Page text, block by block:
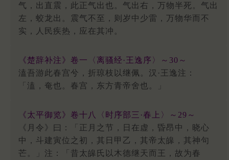
气，出直震，此正气出也。气出右，万物半死。气出
左，蛟龙出。震气不至，则岁中少雷，万物华而不
实，人民疾热，应在其冲。
《楚辞补注》卷一〈离骚经·王逸序〉～30～
溘吾游此春宫兮，折琼枝以继佩。汉·王逸注：
「溘，奄也。春宫，东方青帝舍也。」
《太平御览》卷十八〈时序部三·春上〉～29～
《月令》曰：「正月之节，日在虚，昏昂中，晓心
中，斗建寅位之初，其日甲乙，其帝太皞，其神句
芒。」注：「昔太皞氏以木德继天而王，故为春